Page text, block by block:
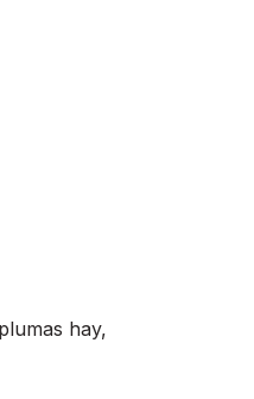
hay,